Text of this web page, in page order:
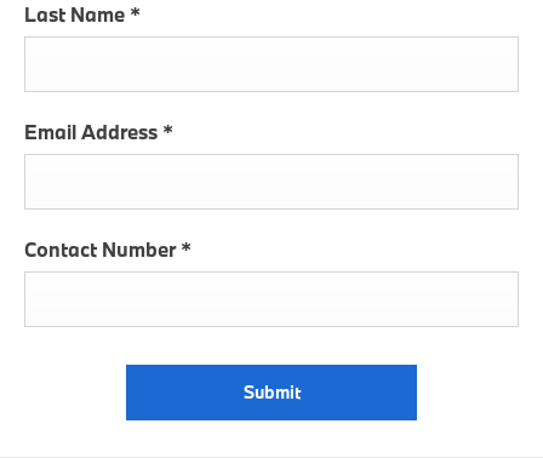
Last Name *
Email Address *
Contact Number*
Submit